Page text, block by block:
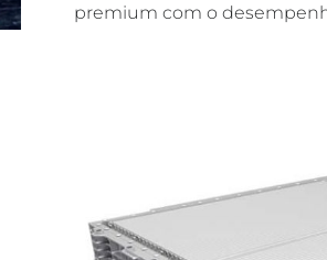
premium com o